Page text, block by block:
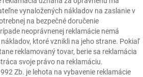
vynaložených nákladov na zaslanie v
na bezpečné doručenie
neoprávnenej reklamácie nemá
ktoré vznikli na jeho strane. Pokiaľ
reklamovaný tovar, berie sa reklamácia
svoje právo na reklamáciu.
Zb. je lehota na vybavenie reklamácie